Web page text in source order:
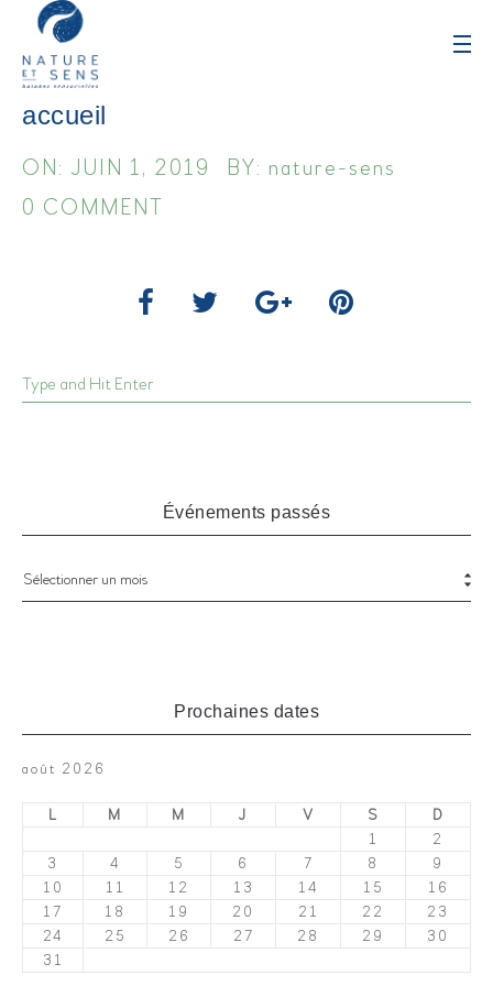
accueil
ON: JUIN 1, 2019
BY: nature-sens
0 COMMENT
Événements passés
Prochaines dates
août 2026
L M M J V S
D
1
2
3
4 5 6 7 8
9
10
11 12 13 14 15
16
17
18 19 20 21 22
23
24
25 26 27 28 29
30
31